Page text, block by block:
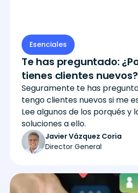
Esenciales
Te has preguntado:
tienes clientes nuevos?
Seguramente te has
tengo clientes nuevos si me
Lee algunos de los porqués y
soluciones a ello.
Javier Vázquez Coria
Director General